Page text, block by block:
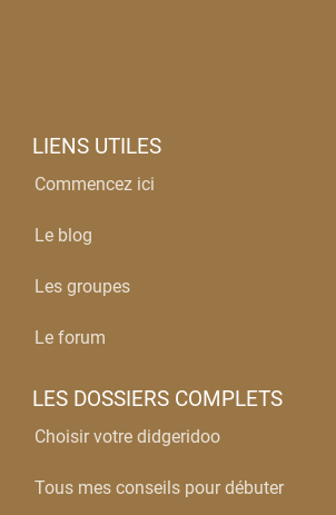
LIENS UTILES
Commencez ici
Le blog
Les groupes
Le forum
LES DOSSIERS COMPLETS
Choisir votre didgeridoo
Tous mes conseils pour débuter